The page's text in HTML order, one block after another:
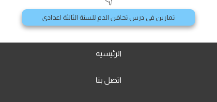
تمارين في درس تحاقن الدم للسنة الثالثة اعدادي
الرئيسية
اتصل بنا